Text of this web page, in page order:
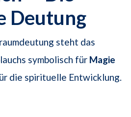
Deutung
steht das
symbolisch für Magie
die spirituelle Entwicklung.